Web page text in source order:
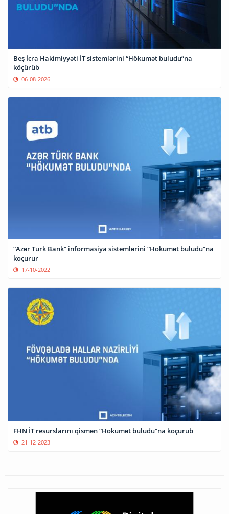
Beş İcra Hakimiyyəti İT sistemlərini “Hökumət buludu”na
köçürüb
06-08-2026
“Azər Türk Bank” informasiya sistemlərini “Hökumət buludu”na
köçürür
17-10-2022
FHN İT resurslarını qismən “Hökumət buludu”na köçürüb
21-12-2023